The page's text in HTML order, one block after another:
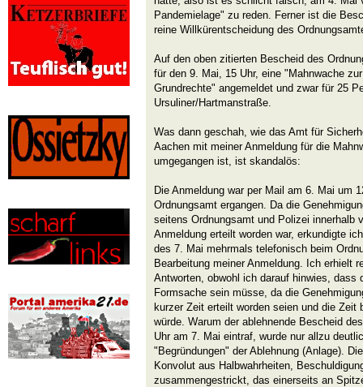
Pandemielage" zu reden. Ferner ist die
reine Willkürentscheidung des
Auf den oben zitierten Bescheid des
für den 9. Mai, 15 Uhr, eine "Mahnwache
Grundrechte" angemeldet und zwar für 25
Ursuliner/Hartmanstraße.
Was dann geschah, wie das Amt für
Aachen mit meiner Anmeldung für die
umgegangen ist, ist skandalös:
Die Anmeldung war per Mail am 6. Mai um
Ordnungsamt ergangen. Da die
seitens Ordnungsamt und Polizei innerhalb
Anmeldung erteilt worden war, erkundigte
des 7. Mai mehrmals telefonisch beim
Bearbeitung meiner Anmeldung. Ich erhielt
Antworten, obwohl ich darauf hinwies, dass
Formsache sein müsse, da die
kurzer Zeit erteilt worden seien und die Zeit
würde. Warum der ablehnende Bescheid
Uhr am 7. Mai eintraf, wurde nur allzu
"Begründungen" der Ablehnung (Anlage).
Konvolut aus Halbwahrheiten,
zusammengestrickt, das einerseits an